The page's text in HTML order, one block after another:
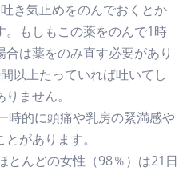
き気止めをのんでおくとか
。もしもこの薬をのんで1時
は薬をのみ直す必要があり
以上たっていれば吐いてし
ません。
的に頭痛や乳房の緊満感や
があります。
んどの女性（98％）は21日